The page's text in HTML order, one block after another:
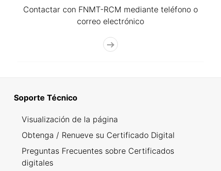
Contactar con FNMT-RCM mediante teléfono o
correo electrónico
Soporte Técnico
Visualización de la página
Obtenga / Renueve su Certificado Digital
Preguntas Frecuentes sobre Certificados
digitales